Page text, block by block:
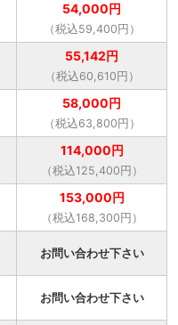
54,000円
（税込59,400円）
55,142円
（税込60,610円）
58,000円
（税込63,800円）
114,000円
（税込125,400円）
153,000円
（税込168,300円）
お問い合わせ下さい
お問い合わせ下さい